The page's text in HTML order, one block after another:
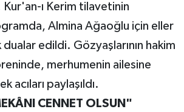
ı Kerim tilavetinin
Almina Ağaoğlu için eller
dualar edildi. Gözyaşlarının hakim
merhumenin ailesine
acıları paylaşıldı.
CENNET OLSUN"